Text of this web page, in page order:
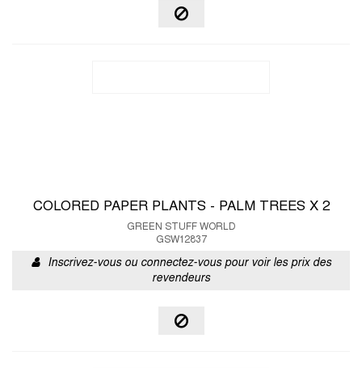
COLORED PAPER PLANTS - PALM TREES X 2
GREEN STUFF WORLD
GSW12837
Inscrivez-vous ou connectez-vous pour voir les prix des
revendeurs